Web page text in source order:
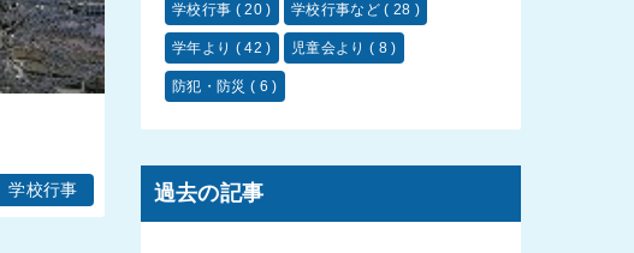
学校行事
学校行事 ( 20 ) 学校行事など( 28 )
学年より ( 42 ) 児童会より( 8 )
防犯・防災 ( 6 )
過去の記事